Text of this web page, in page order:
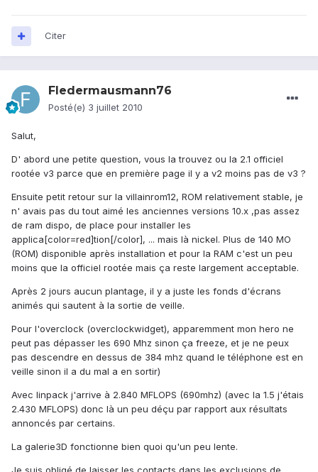
Citer
Fledermausmann76
Posté(e) 3 juillet 2010
Salut,
D' abord une petite question, vous la trouvez ou la 2.1 officiel
rootée v3 parce que en première page il y a v2 moins pas de v3 ?
Ensuite petit retour sur la villainrom12, ROM relativement stable, je
n' avais pas du tout aimé les anciennes versions 10.x ,pas assez
de ram dispo, de place pour installer les
applica[color=red]tion[/color], ... mais là nickel. Plus de 140 MO
(ROM) disponible après installation et pour la RAM c'est un peu
moins que la officiel rootée mais ça reste largement acceptable.
Après 2 jours aucun plantage, il y a juste les fonds d'écrans
animés qui sautent à la sortie de veille.
Pour l'overclock (overclockwidget), apparemment mon hero ne
peut pas dépasser les 690 Mhz sinon ça freeze, et je ne peux
pas descendre en dessus de 384 mhz quand le téléphone est en
veille sinon il a du mal a en sortir)
Avec linpack j'arrive à 2.840 MFLOPS (690mhz) (avec la 1.5 j'étais
2.430 MFLOPS) donc là un peu déçu par rapport aux résultats
annoncés par certains.
La galerie3D fonctionne bien quoi qu'un peu lente.